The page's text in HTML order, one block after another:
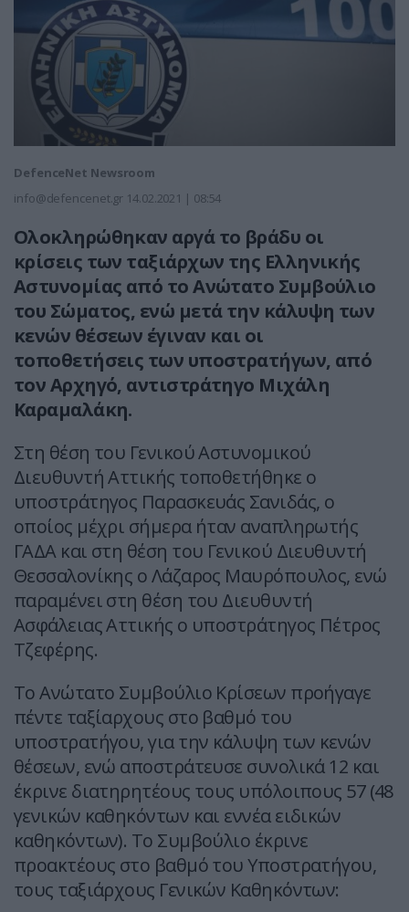
DefenceNet Newsroom
info@defencenet.gr 14.02.2021 | 08:54
Ολοκληρώθηκαν αργά το βράδυ οι
κρίσεις των ταξιάρχων της Ελληνικής
Αστυνομίας από το Ανώτατο Συμβούλιο
του Σώματος, ενώ μετά την κάλυψη των
κενών θέσεων έγιναν και οι
τοποθετήσεις των υποστρατήγων, από
τον Αρχηγό, αντιστράτηγο Μιχάλη
Καραμαλάκη.
Στη θέση του Γενικού Αστυνομικού
Διευθυντή Αττικής τοποθετήθηκε ο
υποστράτηγος Παρασκευάς Σανιδάς, ο
οποίος μέχρι σήμερα ήταν αναπληρωτής
ΓΑΔΑ και στη θέση του Γενικού Διευθυντή
Θεσσαλονίκης ο Λάζαρος Μαυρόπουλος, ενώ
παραμένει στη θέση του Διευθυντή
Ασφάλειας Αττικής ο υποστράτηγος Πέτρος
Τζεφέρης.
Το Ανώτατο Συμβούλιο Κρίσεων προήγαγε
πέντε ταξίαρχους στο βαθμό του
υποστρατήγου, για την κάλυψη των κενών
θέσεων, ενώ αποστράτευσε συνολικά 12 και
έκρινε διατηρητέους τους υπόλοιπους 57 (48
γενικών καθηκόντων και εννέα ειδικών
καθηκόντων). Το Συμβούλιο έκρινε
προακτέους στο βαθμό του Υποστρατήγου,
τους ταξιάρχους Γενικών Καθηκόντων: